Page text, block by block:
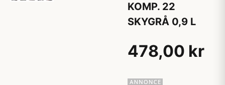
KOMP. 22
SKYGRÅ 0,9 L
478,00 kr